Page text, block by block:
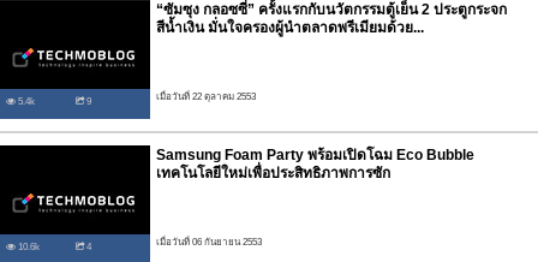
5.4k 9
“ซัมซุง กลอซซี่” ครั้งแรกกับนวัตกรรมตู้เย็น 2 ประตูกระจก
สีน้ำเงิน มั่นใจครองผู้นำตลาดพรีเมียมด้วย...
เมื่อวันที่ 22 ตุลาคม 2553
10.6k 4
Samsung Foam Party พร้อมเปิดโฉม Eco Bubble
เทคโนโลยีใหม่เพื่อประสิทธิภาพการซัก
เมื่อวันที่ 06 กันยายน 2553